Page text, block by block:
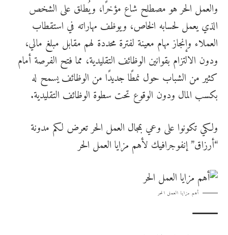
والعمل الحر هو مصطلح شاع مؤخرًا، ويُطلق على الشخص
الذي يعمل لحسابه الخاص، ويوظف مهاراته في استقطاب
العملاء وإنجاز مهام معينة لفترة محددة لهم مقابل مبلغ مالي،
ودون الالتزام بقوانين الوظائف التقليدية، مما فتح الفرصة أمام
كثير من الشباب حول نمطًا جديدًا من الوظائف يسمح له
بكسب المال ودون الوقوع تحت سطوة الوظائف التقليدية.
ولكي تكونوا على وعي بمجال العمل الحر تعرض لكم مدونة
“أرزاق” إنفوجرافيك لأهم مزايا العمل الحر
أهم مزايا العمل الحر